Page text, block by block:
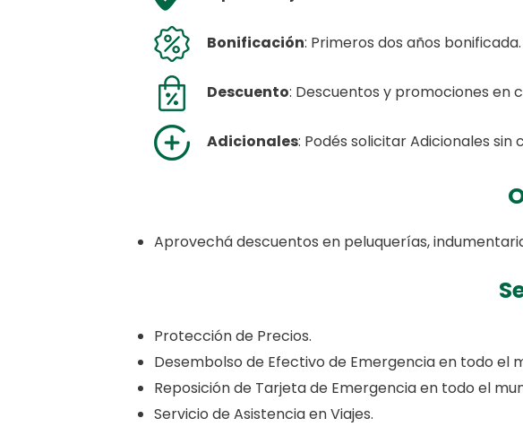
Bonificación: Primeros dos años bonificada.
Descuento: Descuentos y promociones en
Adicionales: Podés solicitar Adicionales sin
Aprovechá descuentos en peluquerías,
Protección de Precios.
Desembolso de Efectivo de Emergencia en todo el
Reposición de Tarjeta de Emergencia en todo el
Servicio de Asistencia en Viajes.